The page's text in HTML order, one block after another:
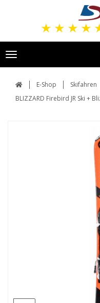
★ ★ ★ ★
Toggle
navigation
E-Shop Skifahren
BLIZZARD Firebird JR Ski +